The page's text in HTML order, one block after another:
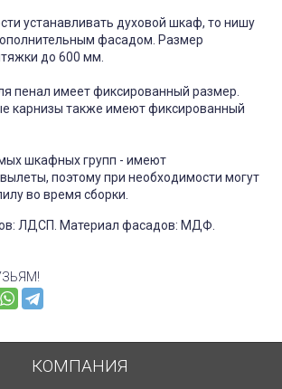
устанавливать духовой шкаф, то нишу
фасадом. Размер
до 600 мм.
пенал имеет фиксированный размер.
карнизы также имеют фиксированный
шкафных групп - имеют
поэтому при необходимости могут
во время сборки.
ЛДСП. Материал фасадов: МДФ.
КОМПАНИЯ